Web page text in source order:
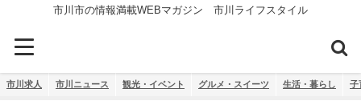
市川市の情報満載WEBマガジン 市川ライフスタイル
市川求人 市川ニュース 観光・イベント グルメ・スイーツ 生活・暮らし 子